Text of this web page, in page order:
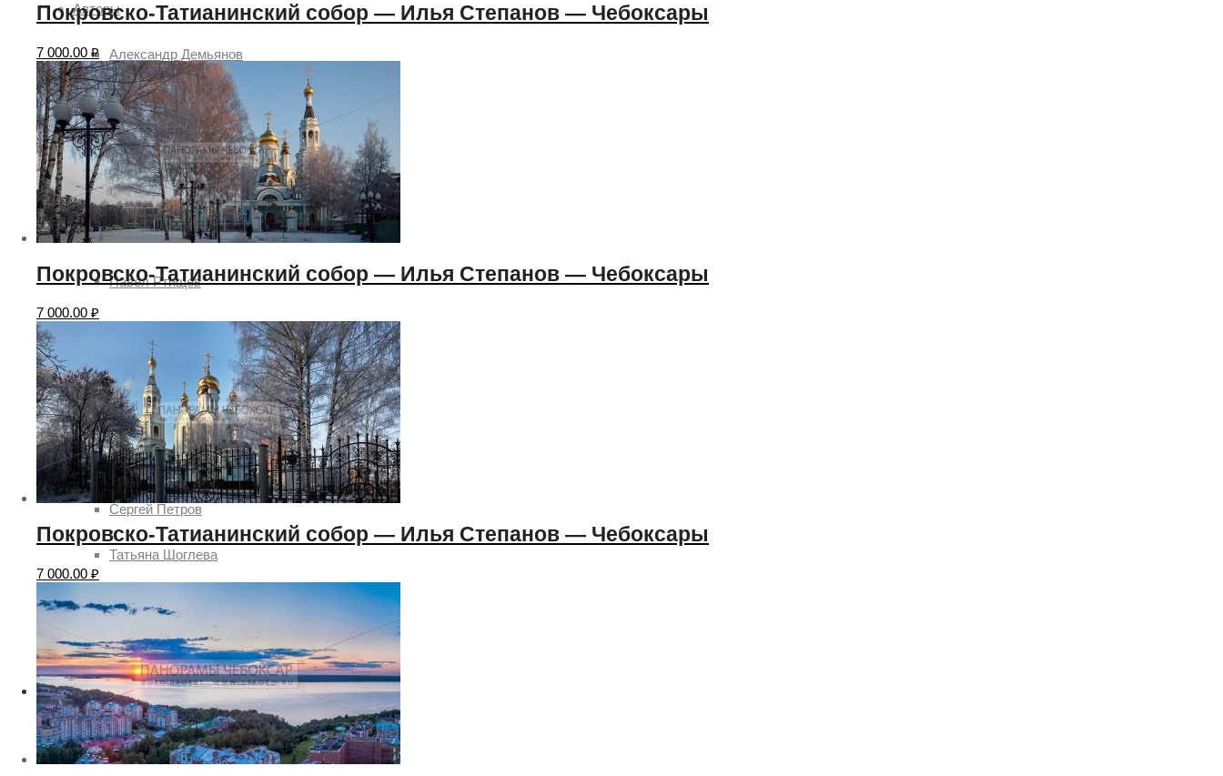
Авторы
Александр Демьянов
Aleksey Sitdikov
Анатолий Овчинников
Алексей Семёнов
Илья Степанов
Павел Ртищев
Наталия Овсянникова
Роман Петров
Руслан Акимов
Сергей Петров
Татьяна Шоглева
Никита Ядровский
Дмитрий Леонтьев
Услуги
Заказ картин с видами городов
Покровско-Татианинский собор — Илья Степанов — Чебоксары
7 000.00 ₽
Покровско-Татианинский собор — Илья Степанов — Чебоксары
7 000.00 ₽
Покровско-Татианинский собор — Илья Степанов — Чебоксары
7 000.00 ₽